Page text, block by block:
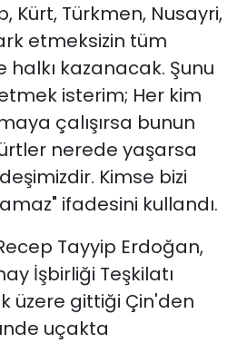
Kürt, Türkmen, Nusayri,
etmeksizin tüm
halkı kazanacak. Şunu
isterim; Her kim
çalışırsa bunun
nerede yaşarsa
Kimse bizi
ifadesini kullandı.
Tayyip Erdoğan,
İşbirliği Teşkilatı
üzere gittiği Çin'den
uçakta